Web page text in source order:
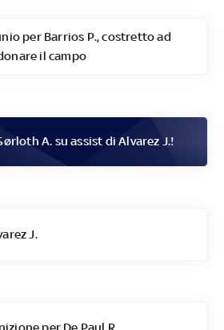
per Barrios P., costretto ad
il campo
A. su assist diAlvarez J.!
J.
per De Paul R.